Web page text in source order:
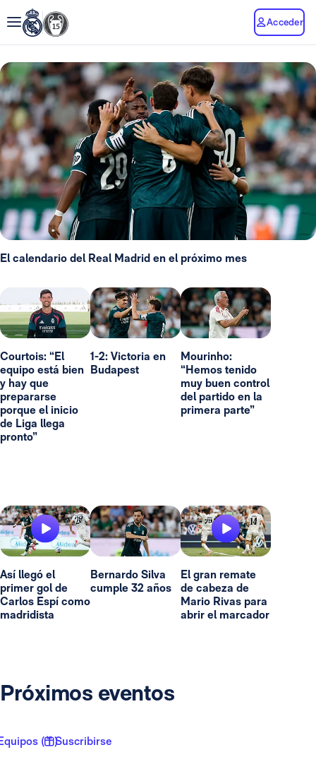
Acceder
El calendario del Real Madrid en el próximo mes
Courtois: “El
equipo está bien
y hay que
prepararse
porque el inicio
de Liga llega
pronto”
1-2: Victoria en
Budapest
Mourinho:
“Hemos tenido
muy buen control
del partido en la
primera parte”
Así llegó el
primer gol de
Carlos Espí como
madridista
Bernardo Silva
cumple 32 años
El gran remate
de cabeza de
Mario Rivas para
abrir el marcador
Próximos eventos
( 1 )Suscribirse